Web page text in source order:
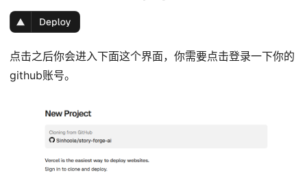
点击之后你会进入下面这个界面，你需要点击登录一下你的
github账号。